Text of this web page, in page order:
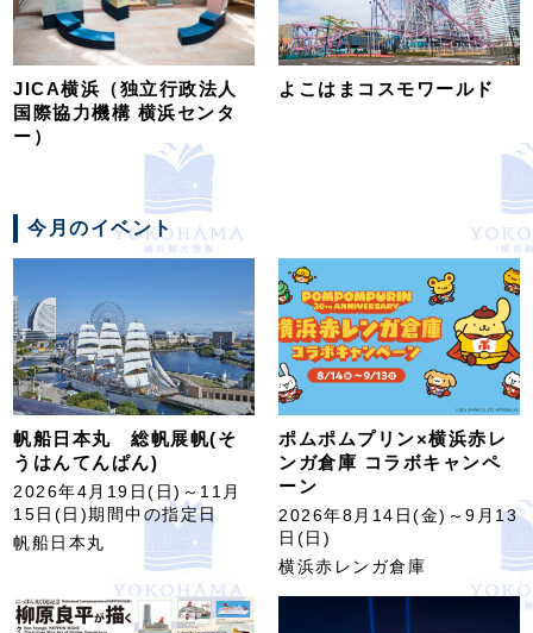
JICA横浜（独立行政法人
国際協力機構 横浜センタ
ー）
よこはまコスモワールド
今月のイベント
帆船日本丸 総帆展帆(そ
うはんてんぱん)
2026年4月19日(日)～11月
15日(日)期間中の指定日
帆船日本丸
ポムポムプリン×横浜赤レ
ンガ倉庫 コラボキャンペ
ーン
2026年8月14日(金)～9月13
日(日)
横浜赤レンガ倉庫